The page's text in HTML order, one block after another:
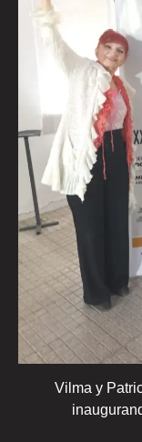
Vilma y